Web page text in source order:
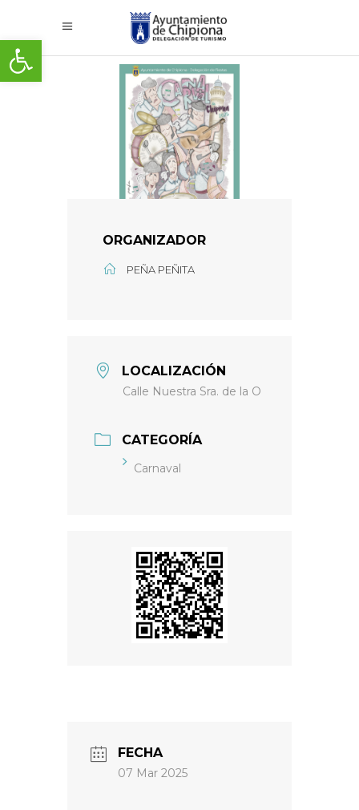
Abrir barra de herramientas
ORGANIZADOR
PEÑA PEÑITA
LOCALIZACIÓN
Calle Nuestra Sra. de la O
CATEGORÍA
Carnaval
FECHA
07 Mar 2025